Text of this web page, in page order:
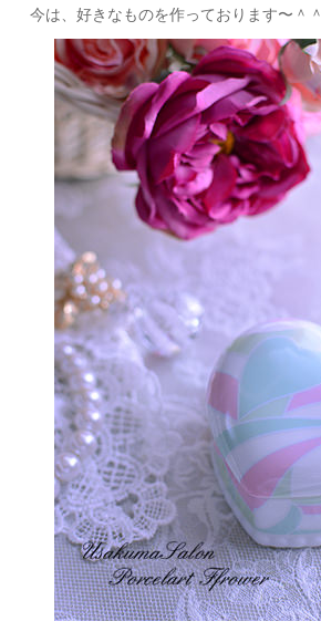
今は、好きなものを作っております〜＾＾